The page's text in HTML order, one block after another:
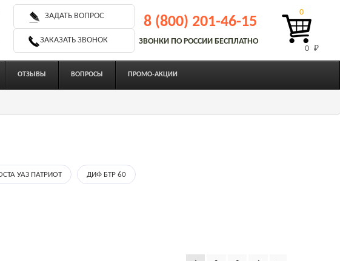
ЗАДАТЬ ВОПРОС
ЗАКАЗАТЬ ЗВОНОК
8 (800) 201-46-15
ЗВОНКИ ПО РОССИИ БЕСПЛАТНО
0 ₽
0
ОТЗЫВЫ ВОПРОСЫ ПРОМО-АКЦИИ
УАЗ ПАТРИОТ ДИФ БТР 60